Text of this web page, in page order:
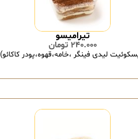
تیرامیسو
240.000 تومان
لیدی فینگر ،خامه،قهوه،پودر کاکائو)